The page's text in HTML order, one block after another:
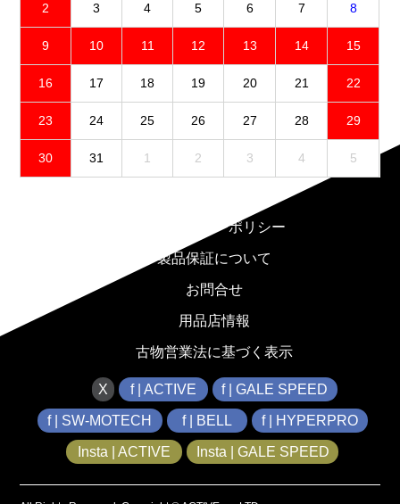
2 3 4 5 6 7 8
9 10 11 12 13 14 15
16 17 18 19 20 21 22
23 24 25 26 27 28 29
30 31 1 2 3 4 5
プライバシーポリシー
製品保証について
お問合せ
用品店情報
古物営業法に基づく表示
X f | ACTIVE f | GALE SPEED
f | SW-MOTECH f | BELL f | HYPERPRO
Insta | ACTIVE Insta | GALE SPEED